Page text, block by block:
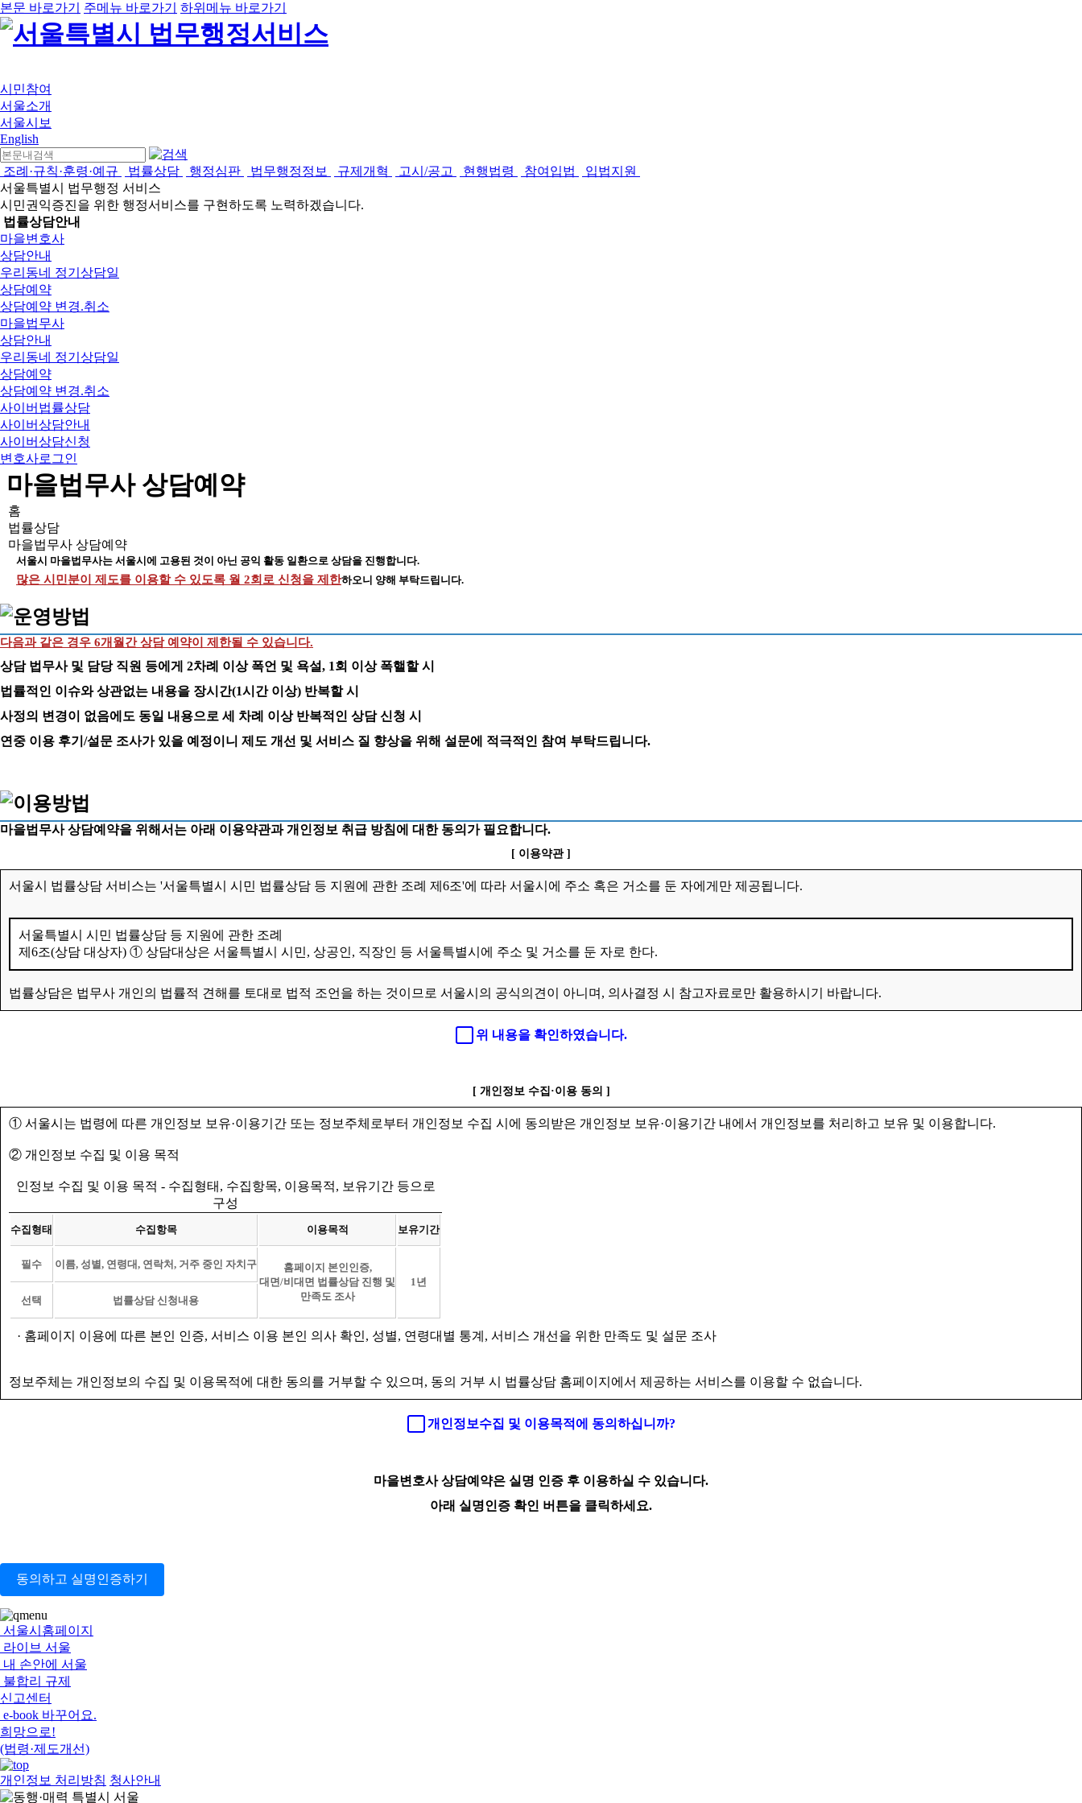
본문 바로가기 주메뉴 바로가기 하위메뉴 바로가기
시민참여
서울소개
서울시보
English
조례·규칙·훈령·예규 법률상담 행정심판 법무행정정보 규제개혁 고시/공고 현행법령 참여입법
입법지원
서울특별시 법무행정 서비스
시민권익증진을 위한 행정서비스를 구현하도록 노력하겠습니다.
법률상담안내
마을변호사
상담안내
우리동네 정기상담일
상담예약
상담예약 변경.취소
마을법무사
상담안내
우리동네 정기상담일
상담예약
상담예약 변경.취소
사이버법률상담
사이버상담안내
사이버상담신청
변호사로그인
마을법무사 상담예약
홈
법률상담
마을법무사 상담예약
서울시 마을법무사는 서울시에 고용된 것이 아닌 공익 활동 일환으로 상담을 진행합니다.
많은 시민분이 제도를 이용할 수 있도록 월 2회로 신청을 제한하오니 양해 부탁드립니다.
다음과 같은 경우 6개월간 상담 예약이 제한될 수 있습니다.
상담 법무사 및 담당 직원 등에게 2차례 이상 폭언 및 욕설, 1회 이상 폭핼할 시
법률적인 이슈와 상관없는 내용을 장시간(1시간 이상) 반복할 시
사정의 변경이 없음에도 동일 내용으로 세 차례 이상 반복적인 상담 신청 시
연중 이용 후기/설문 조사가 있을 예정이니 제도 개선 및 서비스 질 향상을 위해 설문에 적극적인 참여 부탁드립니다.
마을법무사 상담예약을 위해서는 아래 이용약관과 개인정보 취급 방침에 대한 동의가 필요합니다.
[ 이용약관 ]
서울시 법률상담 서비스는 '서울특별시 시민 법률상담 등 지원에 관한 조례 제6조'에 따라 서울시에 주소 혹은 거소를 둔 자에게만 제공됩니다.
서울특별시 시민 법률상담 등 지원에 관한 조례
제6조(상담 대상자) ① 상담대상은 서울특별시 시민, 상공인, 직장인 등 서울특별시에 주소 및 거소를 둔 자로 한다.
법률상담은 법무사 개인의 법률적 견해를 토대로 법적 조언을 하는 것이므로 서울시의 공식의견이 아니며, 의사결정 시 참고자료로만 활용하시기 바랍니다.
위 내용을 확인하였습니다.
[ 개인정보 수집·이용 동의 ]
① 서울시는 법령에 따른 개인정보 보유·이용기간 또는 정보주체로부터 개인정보 수집 시에 동의받은 개인정보 보유·이용기간 내에서 개인정보를 처리하고 보유 및 이용합니다.
② 개인정보 수집 및 이용 목적
인정보 수집 및 이용 목적 - 수집형태, 수집항목, 이용목적, 보유기간 등으로
구성
수집형태 수집항목 이용목적 보유기간
필수 이름, 성별, 연령대, 연락처, 거주 중인 자치구
홈페이지 본인인증,
대면/비대면 법률상담 진행 및
만족도 조사
1년
선택
법률상담 신청내용
· 홈페이지 이용에 따른 본인 인증, 서비스 이용 본인 의사 확인, 성별, 연령대별 통계, 서비스 개선을 위한 만족도 및 설문 조사
정보주체는 개인정보의 수집 및 이용목적에 대한 동의를 거부할 수 있으며, 동의 거부 시 법률상담 홈페이지에서 제공하는 서비스를 이용할 수 없습니다.
개인정보수집 및 이용목적에 동의하십니까?
마을변호사 상담예약은 실명 인증 후 이용하실 수 있습니다.
아래 실명인증 확인 버튼을 클릭하세요.
동의하고 실명인증하기
서울시홈페이지
라이브 서울
내 손안에 서울
불합리 규제
신고센터
e-book 바꾸어요.
희망으로!
(법령·제도개선)
개인정보 처리방침 청사안내